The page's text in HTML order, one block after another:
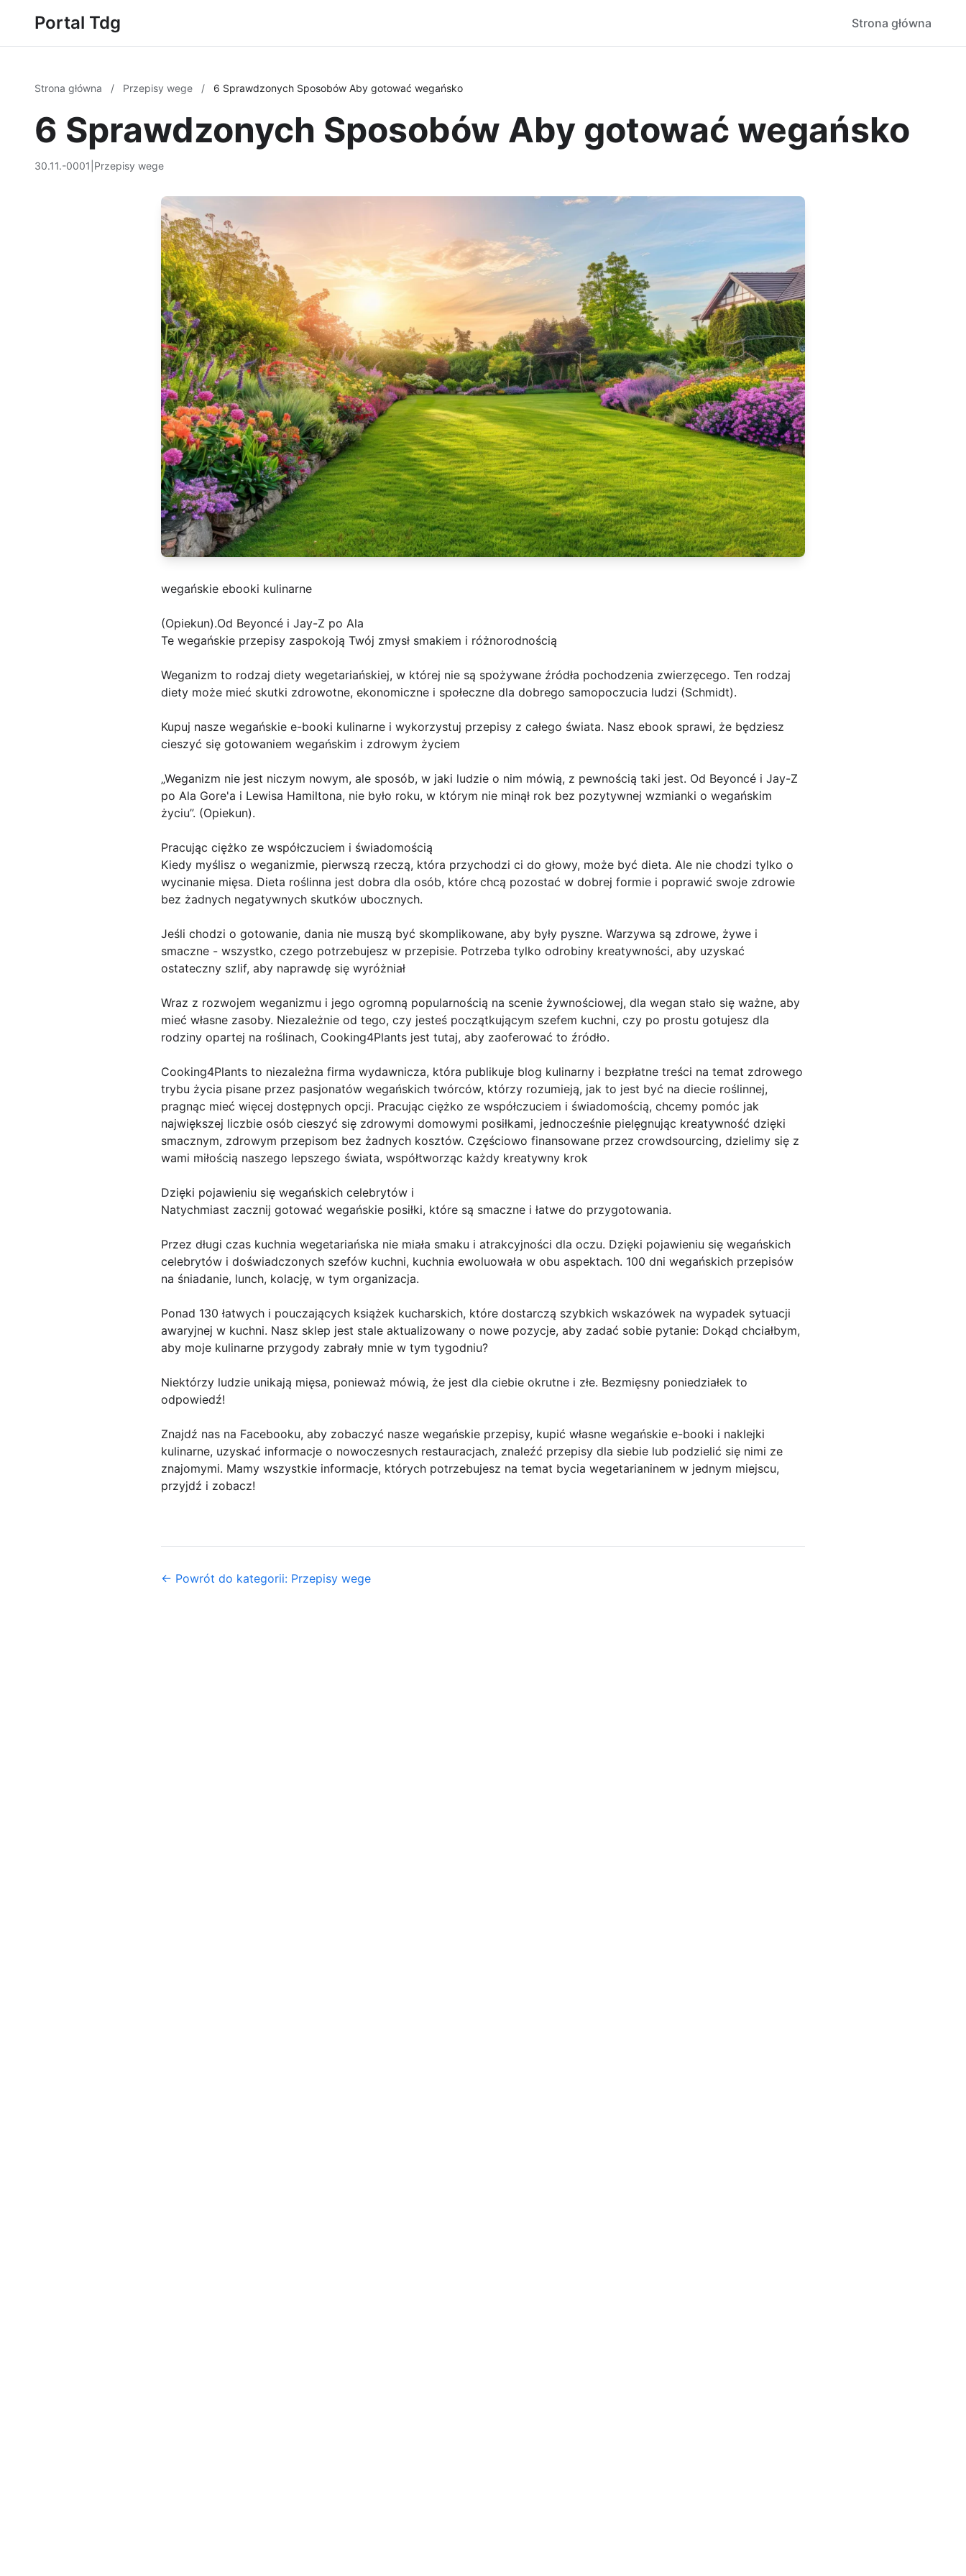
Portal Tdg Strona główna
Strona główna / Przepisy wege / 6 Sprawdzonych Sposobów Aby gotować wegańsko
6 Sprawdzonych Sposobów Aby gotować wegańsko
30.11.-0001 Przepisy wege
wegańskie ebooki kulinarne
(Opiekun).Od Beyoncé i Jay-Z po Ala
Te wegańskie przepisy zaspokoją Twój zmysł smakiem i różnorodnością
Weganizm to rodzaj diety wegetariańskiej, w której nie są spożywane źródła pochodzenia zwierzęcego. Ten rodzaj
diety może mieć skutki zdrowotne, ekonomiczne i społeczne dla dobrego samopoczucia ludzi (Schmidt).
Kupuj nasze wegańskie e-booki kulinarne i wykorzystuj przepisy z całego świata. Nasz ebook sprawi, że będziesz
cieszyć się gotowaniem wegańskim i zdrowym życiem
„Weganizm nie jest niczym nowym, ale sposób, w jaki ludzie o nim mówią, z pewnością taki jest. Od Beyoncé i Jay-Z
po Ala Gore'a i Lewisa Hamiltona, nie było roku, w którym nie minął rok bez pozytywnej wzmianki o wegańskim
życiu”. (Opiekun).
Pracując ciężko ze współczuciem i świadomością
Kiedy myślisz o weganizmie, pierwszą rzeczą, która przychodzi ci do głowy, może być dieta. Ale nie chodzi tylko o
wycinanie mięsa. Dieta roślinna jest dobra dla osób, które chcą pozostać w dobrej formie i poprawić swoje zdrowie
bez żadnych negatywnych skutków ubocznych.
Jeśli chodzi o gotowanie, dania nie muszą być skomplikowane, aby były pyszne. Warzywa są zdrowe, żywe i
smaczne - wszystko, czego potrzebujesz w przepisie. Potrzeba tylko odrobiny kreatywności, aby uzyskać
ostateczny szlif, aby naprawdę się wyróżniał
Wraz z rozwojem weganizmu i jego ogromną popularnością na scenie żywnościowej, dla wegan stało się ważne, aby
mieć własne zasoby. Niezależnie od tego, czy jesteś początkującym szefem kuchni, czy po prostu gotujesz dla
rodziny opartej na roślinach, Cooking4Plants jest tutaj, aby zaoferować to źródło.
Cooking4Plants to niezależna firma wydawnicza, która publikuje blog kulinarny i bezpłatne treści na temat zdrowego
trybu życia pisane przez pasjonatów wegańskich twórców, którzy rozumieją, jak to jest być na diecie roślinnej,
pragnąc mieć więcej dostępnych opcji. Pracując ciężko ze współczuciem i świadomością, chcemy pomóc jak
największej liczbie osób cieszyć się zdrowymi domowymi posiłkami, jednocześnie pielęgnując kreatywność dzięki
smacznym, zdrowym przepisom bez żadnych kosztów. Częściowo finansowane przez crowdsourcing, dzielimy się z
wami miłością naszego lepszego świata, współtworząc każdy kreatywny krok
Dzięki pojawieniu się wegańskich celebrytów i
Natychmiast zacznij gotować wegańskie posiłki, które są smaczne i łatwe do przygotowania.
Przez długi czas kuchnia wegetariańska nie miała smaku i atrakcyjności dla oczu. Dzięki pojawieniu się wegańskich
celebrytów i doświadczonych szefów kuchni, kuchnia ewoluowała w obu aspektach. 100 dni wegańskich przepisów
na śniadanie, lunch, kolację, w tym organizacja.
Ponad 130 łatwych i pouczających książek kucharskich, które dostarczą szybkich wskazówek na wypadek sytuacji
awaryjnej w kuchni. Nasz sklep jest stale aktualizowany o nowe pozycje, aby zadać sobie pytanie: Dokąd chciałbym,
aby moje kulinarne przygody zabrały mnie w tym tygodniu?
Niektórzy ludzie unikają mięsa, ponieważ mówią, że jest dla ciebie okrutne i złe. Bezmięsny poniedziałek to
odpowiedź!
Znajdź nas na Facebooku, aby zobaczyć nasze wegańskie przepisy, kupić własne wegańskie e-booki i naklejki
kulinarne, uzyskać informacje o nowoczesnych restauracjach, znaleźć przepisy dla siebie lub podzielić się nimi ze
znajomymi. Mamy wszystkie informacje, których potrzebujesz na temat bycia wegetarianinem w jednym miejscu,
przyjdź i zobacz!
← Powrót do kategorii: Przepisy wege